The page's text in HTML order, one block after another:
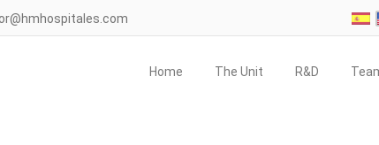
Home The Unit R&D